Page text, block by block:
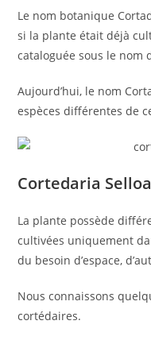
Le nom botanique
si la plante était déjà
cataloguée sous le nom
Aujourd’hui, le nom
espèces différentes de
Cortedaria
La plante possède
cultivées uniquement
du besoin d’espace,
Nous connaissons
cortédaires.